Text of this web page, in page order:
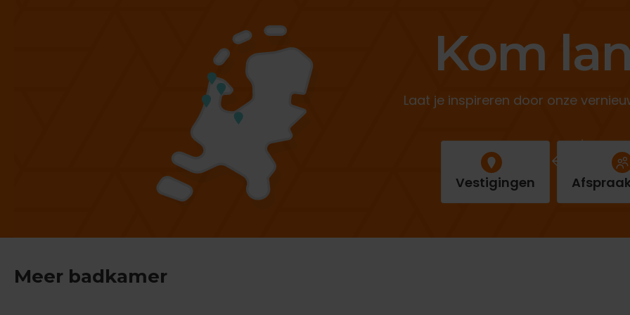
Kom
Laat je inspireren door onze
Vestigingen
Meer badkamer